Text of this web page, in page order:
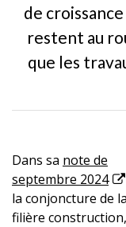
de
restent au
que les
Dans sa note de
septembre 2024
la conjoncture de la
filière